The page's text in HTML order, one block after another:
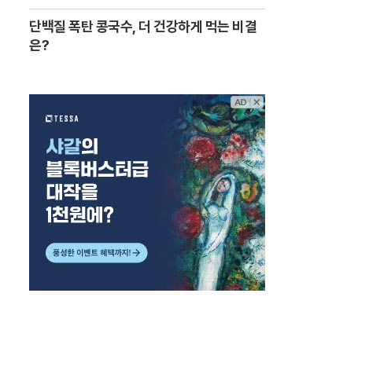
단백질 폭탄 콩국수, 더 건강하게 먹는 비결
은?